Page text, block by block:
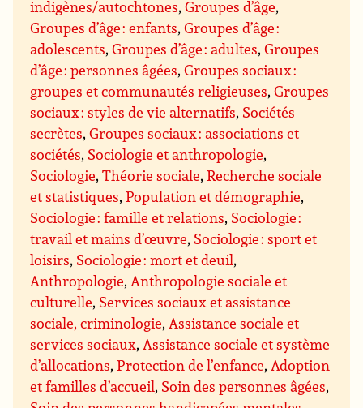
indigènes/autochtones,Groupes d’âge,
Groupes d’âge : enfants,Groupes d’âge :
adolescents,Groupes d’âge : adultes,Groupes
d’âge : personnes âgées,Groupes sociaux :
groupes et communautés religieuses,Groupes
sociaux : styles de vie alternatifs, Sociétés
secrètes,Groupes sociaux : associations et
sociétés, Sociologie et anthropologie,
Sociologie,Théorie sociale,Recherche sociale
et statistiques,Population et démographie,
Sociologie : famille et relations, Sociologie :
travail et mains d’œuvre, Sociologie : sport et
loisirs, Sociologie : mort et deuil,
Anthropologie,Anthropologie sociale et
culturelle, Services sociaux et assistance
sociale, criminologie,Assistance sociale et
services sociaux,Assistance sociale et système
d’allocations,Protection de l’enfance,Adoption
et familles d’accueil, Soin des personnes âgées,